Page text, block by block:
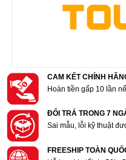
CAM KẾT CHÍNH
Hoàn tiền gấp 10 lần
ĐỔI TRẢ TRONG 7
Sai mẫu, lỗi kỹ thuật
FREESHIP TOÀN